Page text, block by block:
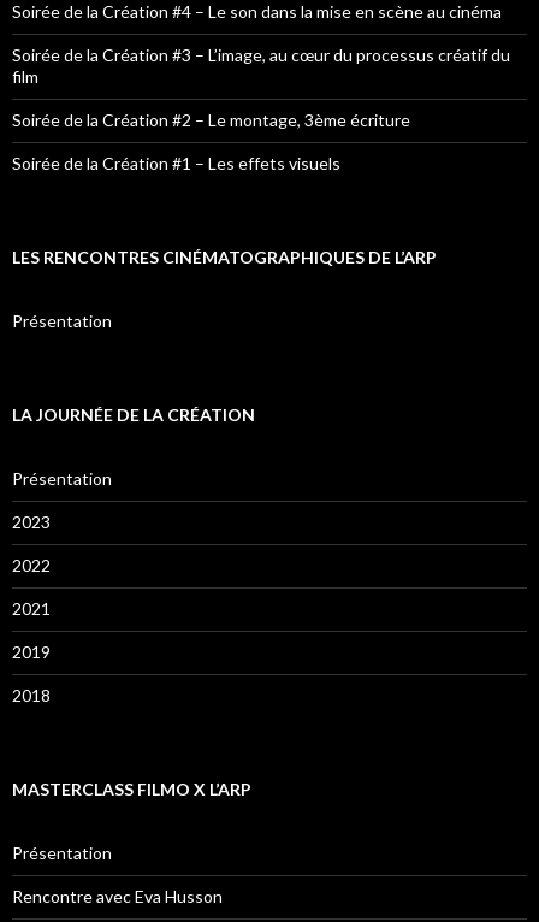
Soirée de la Création #4 – Le son dans la mise en scène au cinéma
Soirée de la Création #3 – L’image, au cœur du processus créatif du
film
Soirée de la Création #2 – Le montage, 3ème écriture
Soirée de la Création #1 – Les effets visuels
LES RENCONTRES CINÉMATOGRAPHIQUES DE L’ARP
Présentation
LA JOURNÉE DE LA CRÉATION
Présentation
2023
2022
2021
2019
2018
MASTERCLASS FILMO X L’ARP
Présentation
Rencontre avec Eva Husson